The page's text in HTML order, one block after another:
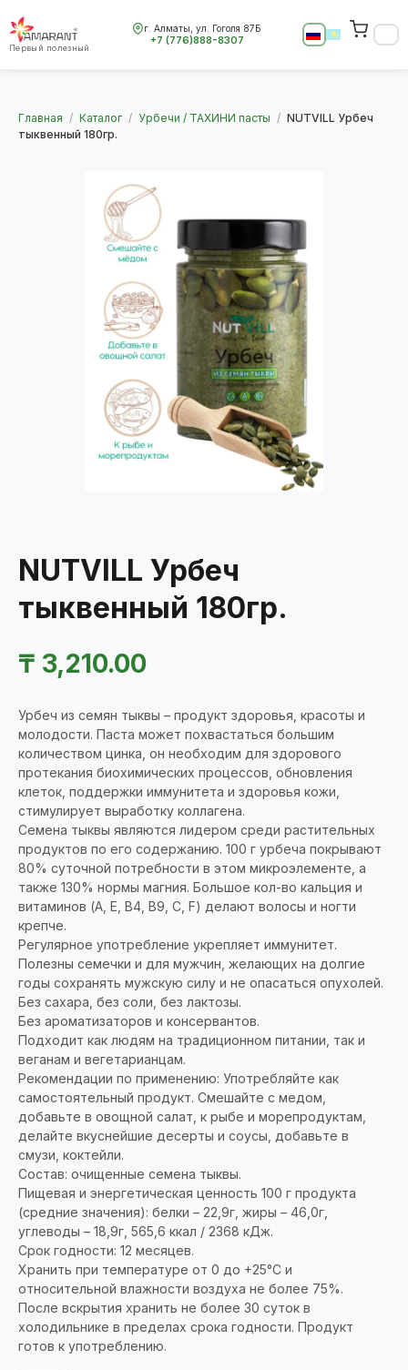
Первый полезный
г. Алматы, ул. Гоголя 87Б
+7 (776)888-8307
Главная / Каталог / Урбечи / ТАХИНИ пасты / NUTVILL Урбеч
тыквенный 180гр.
NUTVILL Урбеч
тыквенный 180гр.
₸ 3,210.00
Урбеч из семян тыквы – продукт здоровья, красоты и
молодости. Паста может похвастаться большим
количеством цинка, он необходим для здорового
протекания биохимических процессов, обновления
клеток, поддержки иммунитета и здоровья кожи,
стимулирует выработку коллагена.
Семена тыквы являются лидером среди растительных
продуктов по его содержанию. 100 г урбеча покрывают
80% суточной потребности в этом микроэлементе, а
также 130% нормы магния. Большое кол-во кальция и
витаминов (A, E, В4, В9, С, F) делают волосы и ногти
крепче.
Регулярное употребление укрепляет иммунитет.
Полезны семечки и для мужчин, желающих на долгие
годы сохранять мужскую силу и не опасаться опухолей.
Без сахара, без соли, без лактозы.
Без ароматизаторов и консервантов.
Подходит как людям на традиционном питании, так и
веганам и вегетарианцам.
Рекомендации по применению: Употребляйте как
самостоятельный продукт. Смешайте с медом,
добавьте в овощной салат, к рыбе и морепродуктам,
делайте вкуснейшие десерты и соусы, добавьте в
смузи, коктейли.
Состав: очищенные семена тыквы.
Пищевая и энергетическая ценность 100 г продукта
(средние значения): белки – 22,9г, жиры – 46,0г,
углеводы – 18,9г, 565,6 ккал / 2368 кДж.
Срок годности: 12 месяцев.
Хранить при температуре от 0 до +25°С и
относительной влажности воздуха не более 75%.
После вскрытия хранить не более 30 суток в
холодильнике в пределах срока годности. Продукт
готов к употреблению.